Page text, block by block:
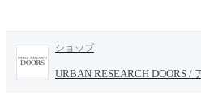
ショップ
URBAN RESEARCH DOORS /